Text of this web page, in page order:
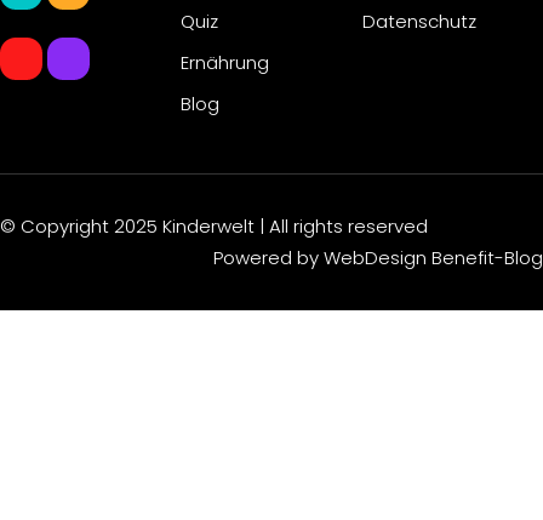
Quiz
Ernährung
Blog
Datenschutz
© Copyright 2025 Kinderwelt | All rights reserved
Powered byWebDesign Benefit-Blog